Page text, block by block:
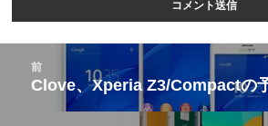
前
前
Clove、Xperia Z3/Compactの